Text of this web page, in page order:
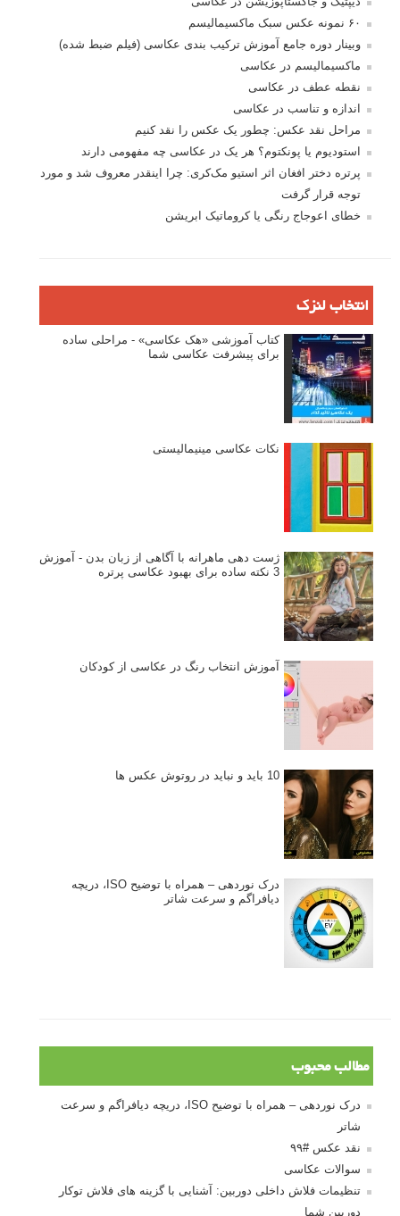
۶۰ نمونه عکس سبک ماکسیمالیسم
وبینار دوره جامع آموزش ترکیب بندی عکاسی (فیلم ضبط شده)
ماکسیمالیسم در عکاسی
نقطه عطف در عکاسی
اندازه و تناسب در عکاسی
مراحل نقد عکس: چطور یک عکس را نقد کنیم
استودیوم یا پونکتوم؟ هر یک در عکاسی چه مفهومی دارند
پرتره دختر افغان اثر استیو مک‌کری: چرا اینقدر معروف شد و مورد
توجه قرار گرفت
خطای اعوجاج رنگی یا کروماتیک ابریشن
انتخاب لنزک
کتاب آموزشی «هک عکاسی» - مراحلی ساده
برای پیشرفت عکاسی شما
نکات عکاسی مینیمالیستی
ژست دهی ماهرانه با آگاهی از زبان بدن - آموزش
3 نکته ساده برای بهبود عکاسی پرتره
آموزش انتخاب رنگ در عکاسی از کودکان
10 باید و نباید در روتوش عکس ها
درک نوردهی – همراه با توضیح ISO، دریچه
دیافراگم و سرعت شاتر
مطالب محبوب
درک نوردهی – همراه با توضیح ISO، دریچه دیافراگم و سرعت
شاتر
نقد عکس #۹۹
سوالات عکاسی
تنظیمات فلاش داخلی دوربین: آشنایی با گزینه های فلاش توکار
دوربین شما